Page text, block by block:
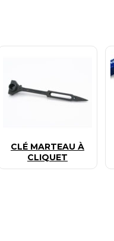
CLÉ MARTEAU À
CLIQUET